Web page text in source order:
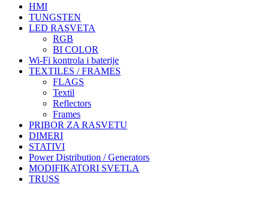
HMI
TUNGSTEN
LED RASVETA
RGB
BI COLOR
Wi-Fi kontrola i baterije
TEXTILES / FRAMES
FLAGS
Textil
Reflectors
Frames
PRIBOR ZA RASVETU
DIMERI
STATIVI
Power Distribution / Generators
MODIFIKATORI SVETLA
TRUSS